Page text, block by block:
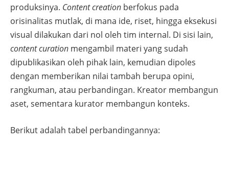
produksinya. Content creation berfokus pada
orisinalitas mutlak, di mana ide, riset, hingga eksekusi
visual dilakukan dari nol oleh tim internal. Di sisi lain,
content curation mengambil materi yang sudah
dipublikasikan oleh pihak lain, kemudian dipoles
dengan memberikan nilai tambah berupa opini,
rangkuman, atau perbandingan. Kreator membangun
aset, sementara kurator membangun konteks.
Berikut adalah tabel perbandingannya: